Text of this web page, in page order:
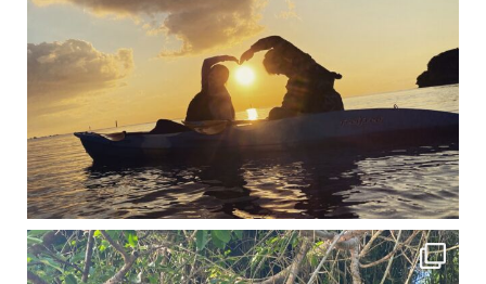
12月に入り、沖縄も流石に半袖では過ごせなくなってきました
ですが、日中はまだ20℃